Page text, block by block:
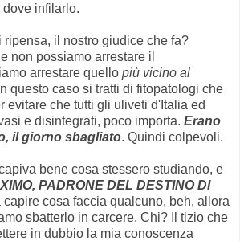
infilarlo.
il nostro giudice che fa?
non possiamo arrestare il
arrestare quello più vicino al
questo caso si tratti di fitopatologi che
evitare che tutti gli uliveti d'Italia ed
e disintegrati, poco importa. Erano
il giorno sbagliato. Quindi colpevoli.
bene cosa stessero studiando, e
PADRONE DEL DESTINO DI
capire cosa faccia qualcuno, beh, allora
sbatterlo in carcere. Chi? Il tizio che
in dubbio la mia conoscenza